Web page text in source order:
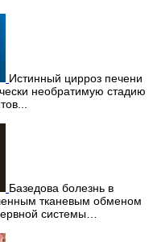
Истинный цирроз печени
необратимую стадию
Базедова болезнь в
тканевым обменом
системы…